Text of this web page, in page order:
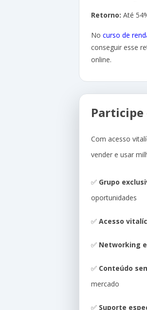
Retorno: Até
No curso de
conseguir esse
online.
Participe
Com acesso
vender e usar
✅ Grupo
oportunidades
✅ Acesso
✅ Networking
✅ Conteúdo
mercado
✅ Suporte